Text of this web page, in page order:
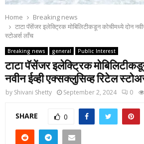
Home
Breaking news
टाटा पॅसेंजर इलेक्ट्रिक मोबिलिटीकडून कोचीमध्‍ये दोन
स्‍टोअर्स लाँच
Breaking news general Public Interest
टाटा पॅसेंजर इलेक्ट्रिक
नवीन ईव्‍ही एक्‍सक्‍लुसिव्‍ह रिटेल
by Shivani Shetty September 2, 2024 0
SHARE 0